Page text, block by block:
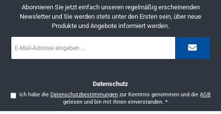
Abonnieren Sie jetzt einfach unseren regelmäßig erscheinenden
Newsletter und Sie werden stets unter den Ersten sein, über neue
Produkte und Angebote informiert werden.
Mail-
Datenschutz
Ich habe die Datenschutzbestimmungen zur Kenntnis genommen und dieAGB
gelesen und bin mit ihnen einverstanden. *